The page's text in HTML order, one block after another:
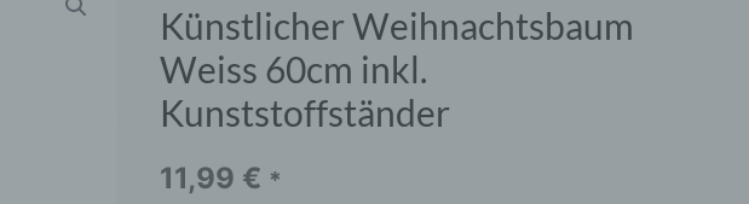
Künstlicher Weihnachtsbaum
Weiss 60cm inkl.
Kunststoffständer
11,99 € *
Weihnachtsbaum
Weiss
60cm
inkl.
Menge